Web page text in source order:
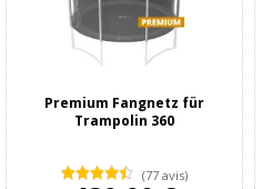
Premium Fangnetz für
Trampolin 360
(77 avis)